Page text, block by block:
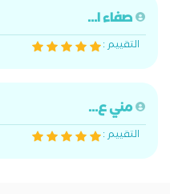
صفاء ا...
التقييم :
مني ع...
التقييم :